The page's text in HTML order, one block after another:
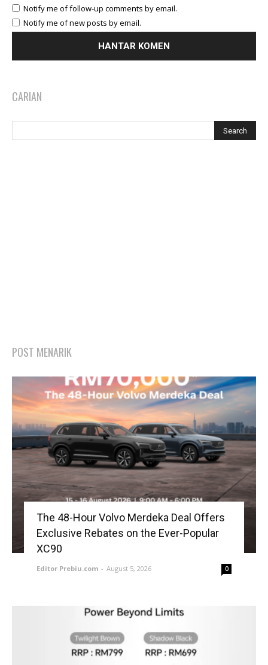
Notify me of follow-up comments by email.
Notify me of new posts by email.
CARIAN
POST MENARIK
The 48-Hour Volvo Merdeka Deal Offers
Exclusive Rebates on the Ever-Popular
XC90
Editor Prebiu.com - August 5, 2026 0